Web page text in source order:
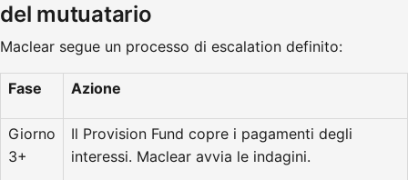
del mutuatario
Maclear segue un processo di escalation definito:
Fase Azione
Giorno
3+
Il Provision Fund copre i pagamenti degli
interessi. Maclear avvia le indagini.